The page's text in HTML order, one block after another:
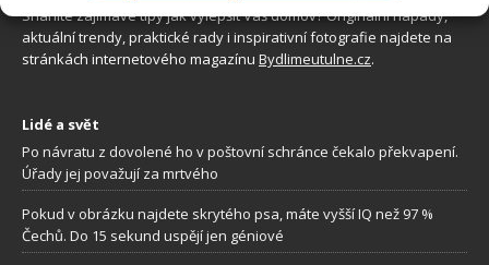
Sháníte zajímavé tipy jak vylepšit Váš domov? Originální nápady,
aktuální trendy, praktické rady i inspirativní fotografie najdete na
stránkách internetového magazínu Bydlimeutulne.cz.
Lidé a svět
Po návratu z dovolené ho v poštovní schránce čekalo překvapení.
Úřady jej považují za mrtvého
Pokud v obrázku najdete skrytého psa, máte vyšší IQ než 97 %
Čechů. Do 15 sekund uspějí jen géniové